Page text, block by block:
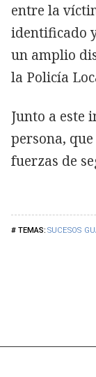
SUCESOS
entre la
identificado
un amplio
la Policía
Junto a este
persona,
fuerzas de